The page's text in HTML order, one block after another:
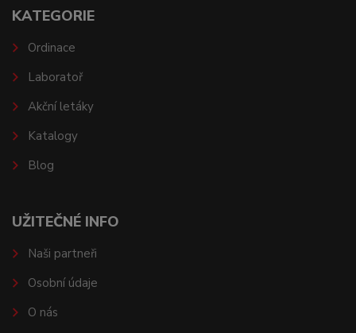
KATEGORIE
Ordinace
Laboratoř
Akční letáky
Katalogy
Blog
UŽITEČNÉ INFO
Naši partneři
Osobní údaje
O nás